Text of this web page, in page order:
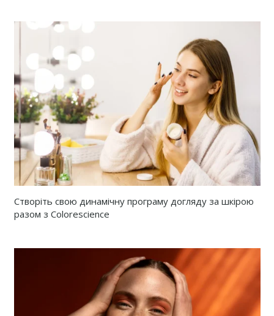
Створіть свою динамічну програму догляду за шкірою
разом з Colorescience